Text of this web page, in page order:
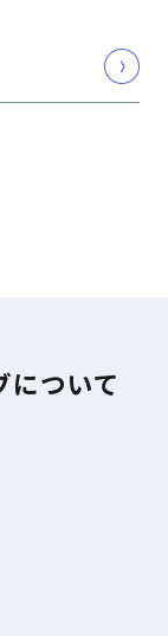
ついて